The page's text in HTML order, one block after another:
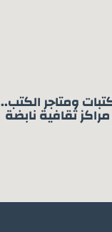
ومتاجر الكتب..
ثقافية نابضة